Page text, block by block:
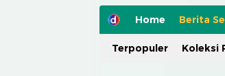
Home Berita
Terpopuler Koleksi